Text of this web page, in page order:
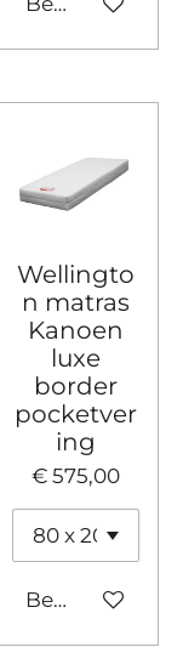
Wellingto
n matras
Kanoen
luxe
border
pocketver
ing
€ 575,00
Bekijk details